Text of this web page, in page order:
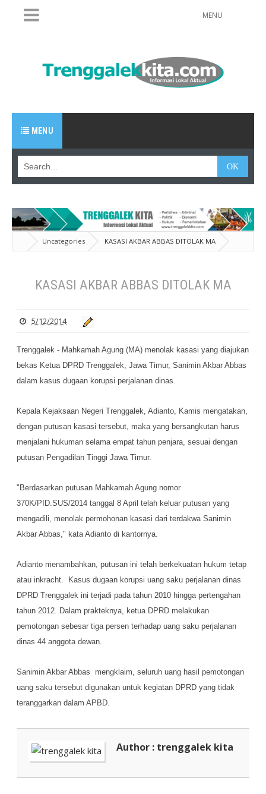
MENU
MENU
Uncategories KASASI AKBAR ABBAS DITOLAK MA
KASASI AKBAR ABBAS DITOLAK MA
5/12/2014
Trenggalek - Mahkamah Agung (MA) menolak kasasi yang diajukan
bekas Ketua DPRD Trenggalek, Jawa Timur, Sanimin Akbar Abbas
dalam kasus dugaan korupsi perjalanan dinas.
Kepala Kejaksaan Negeri Trenggalek, Adianto, Kamis mengatakan,
dengan putusan kasasi tersebut, maka yang bersangkutan harus
menjalani hukuman selama empat tahun penjara, sesuai dengan
putusan Pengadilan Tinggi Jawa Timur.
"Berdasarkan putusan Mahkamah Agung nomor
370K/PID.SUS/2014 tanggal 8 April telah keluar putusan yang
mengadili, menolak permohonan kasasi dari terdakwa Sanimin
Akbar Abbas," kata Adianto di kantornya.
Adianto menambahkan, putusan ini telah berkekuatan hukum tetap
atau inkracht. Kasus dugaan korupsi uang saku perjalanan dinas
DPRD Trenggalek ini terjadi pada tahun 2010 hingga pertengahan
tahun 2012. Dalam prakteknya, ketua DPRD melakukan
pemotongan sebesar tiga persen terhadap uang saku perjalanan
dinas 44 anggota dewan.
Sanimin Akbar Abbas mengklaim, seluruh uang hasil pemotongan
uang saku tersebut digunakan untuk kegiatan DPRD yang tidak
teranggarkan dalam APBD.
Author : trenggalek kita